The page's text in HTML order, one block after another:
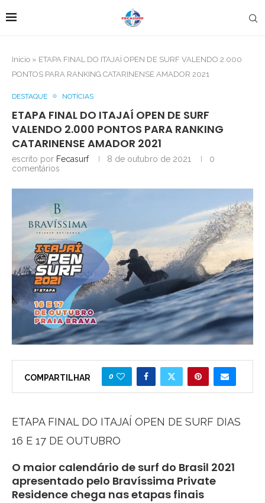
Início » ETAPA FINAL DO ITAJAÍ OPEN DE SURF VALENDO 2.000
PONTOS PARA RANKING CATARINENSE AMADOR 2021
DESTAQUE NOTÍCIAS
ETAPA FINAL DO ITAJAÍ OPEN DE SURF
VALENDO 2.000 PONTOS PARA RANKING
CATARINENSE AMADOR 2021
escrito por Fecasurf 8 de outubro de 2021
0
comentários
COMPARTILHAR 0
ETAPA FINAL DO ITAJAÍ OPEN DE SURF DIAS
16 E 17 DE OUTUBRO
O maior calendário de surf do Brasil 2021
apresentado pelo Bravíssima Private
Residence chega nas etapas finais